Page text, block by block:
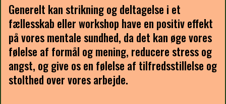
Generelt kan strikning og deltagelse i et
fællesskab eller workshop have en positiv effekt
på vores mentale sundhed, da det kan øge vores
følelse af formål og mening, reducere stress og
angst, og give os en følelse af tilfredsstillelse og
stolthed over vores arbejde.